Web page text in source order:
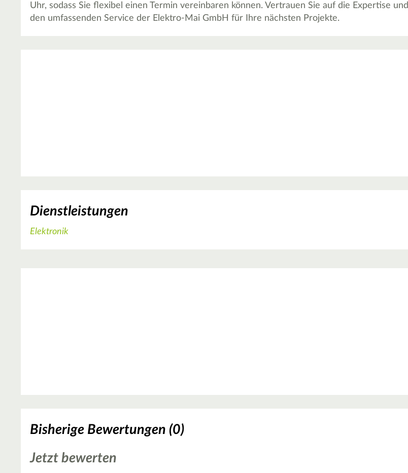
Uhr, sodass Sie flexibel einen Termin vereinbaren können. Vertrauen Sie auf die Expertise und
den umfassenden Service der Elektro-Mai GmbH für Ihre nächsten Projekte.
Dienstleistungen
Elektronik
Bisherige Bewertungen (0)
Jetzt bewerten